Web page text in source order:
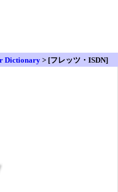
Dictionary > [フレッツ・ISDN]